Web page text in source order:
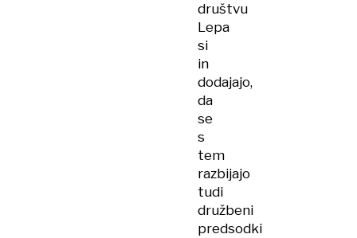
društvu
Lepa
si
in
dodajajo,
da
se
s
tem
razbijajo
tudi
družbeni
predsodki